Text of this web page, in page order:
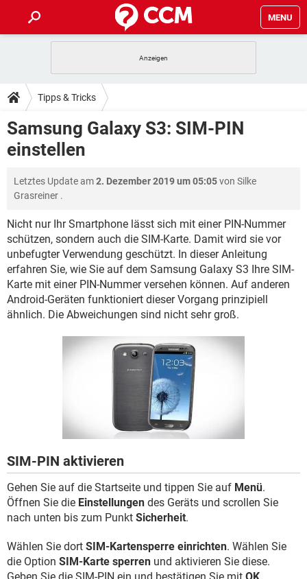
MENU
ANDROID
WINDOWS 10 INSTAGRAM
WHATSAPP
TIPPS & TRICKS
SPIELE
ANDROID IOS
WHATSAPP TIKTOK
DOWNLOADS
SPIELE
WINDOWS 10
WHATSAPP TIKTOK
FACEBOOK HARDWARE
FORUM
SPIELE STREAMING
WINDOWS 10 INSTAGRAM
WHATSAPP TIKTOK
HARDWARE
LEXIKON
SPIELE STREAMING
ANDROID IOS
WINDOWS 10 INSTAGRAM
WHATSAPP TIKTOK
FACEBOOK HARDWARE
Tipps & Tricks
Samsung Galaxy S3: SIM-PIN
einstellen
Letztes Update am2. Dezember 2019 um 05:05von Silke
Grasreiner .
Nicht nur Ihr Smartphone lässt sich mit einer PIN-Nummer
schützen, sondern auch die SIM-Karte. Damit wird sie vor
unbefugter Verwendung geschützt. In dieser Anleitung
erfahren Sie, wie Sie auf dem Samsung Galaxy S3 Ihre SIM-
Karte mit einer PIN-Nummer versehen können. Auf anderen
Android-Geräten funktioniert dieser Vorgang prinzipiell
ähnlich. Die Abweichungen sind nicht sehr groß.
SIM-PIN aktivieren
Gehen Sie auf die Startseite und tippen Sie auf Menü.
Öffnen Sie die Einstellungen des Geräts und scrollen Sie
nach unten bis zum Punkt Sicherheit.
Wählen Sie dort SIM-Kartensperre einrichten. Wählen Sie
die Option SIM-Karte sperren und aktivieren Sie diese.